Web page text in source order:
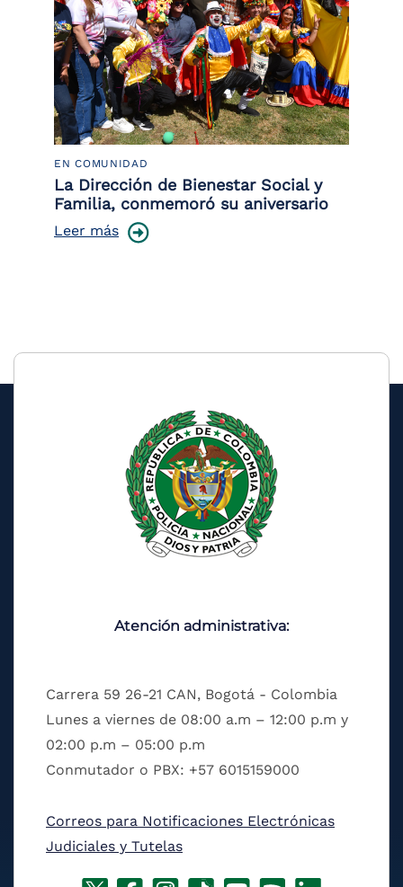
EN COMUNIDAD
La Dirección de Bienestar Social y
Familia, conmemoró su aniversario
Leer más
Atención administrativa:
Carrera 59 26-21 CAN, Bogotá - Colombia
Lunes a viernes de 08:00 a.m – 12:00 p.m y
02:00 p.m – 05:00 p.m
Conmutador o PBX: +57 6015159000
Correos para Notificaciones Electrónicas
Judiciales y Tutelas